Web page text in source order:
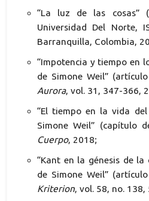
“La luz de las cosas”
Universidad Del Norte,
Barranquilla, Colombia,
“Impotencia y tiempo en
de Simone Weil”
Aurora, vol. 31, 347-366,
“El tiempo en la vida
Simone Weil” (capítulo
Cuerpo, 2018;
“Kant en la génesis de la
de Simone Weil”
Kriterion, vol. 58, no.